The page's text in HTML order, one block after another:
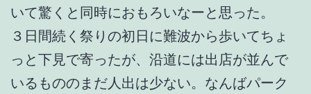
いて驚くと同時におもろいなーと思った。
３日間続く祭りの初日に難波から歩いてちょ
っと下見で寄ったが、沿道には出店が並んで
いるもののまだ人出は少ない。なんばパーク